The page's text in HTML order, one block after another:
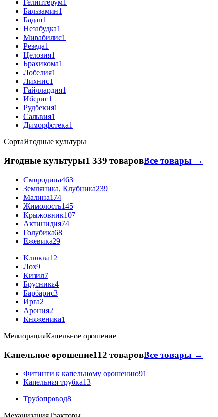
Гелиптерум1
Бальзамин1
Бадан1
Незабудка1
Мирабилис1
Резеда1
Целозия1
Брахикома1
Лобелия1
Лихнис1
Гайллардия1
Иберис1
Рудбекия1
Сальвия1
Диморфотека1
СортаЯгодные культуры
Ягодные культуры1 339 товаровВсе товары →
Смородина463
Земляника, Клубника239
Малина174
Жимолость145
Крыжовник107
Актинидия74
Голубика68
Ежевика29
Клюква12
Лох9
Кизил7
Брусника4
Барбарис3
Ирга2
Арония2
Княженика1
МелиорацияКапельное орошение
Капельное орошение112 товаровВсе товары →
Фитинги к капельному орошению91
Капельная трубка13
Трубопровод8